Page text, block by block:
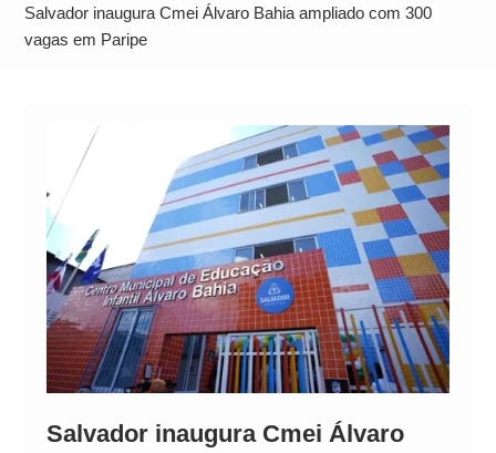
Alto
Salvador inaugura Cmei Álvaro Bahia ampliado com 300
vagas em Paripe
Salvador inaugura Cmei Álvaro